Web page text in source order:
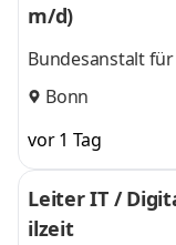
m/d)
Bundesanstalt
Bonn
vor 1 Tag
Leiter IT /
ilzeit